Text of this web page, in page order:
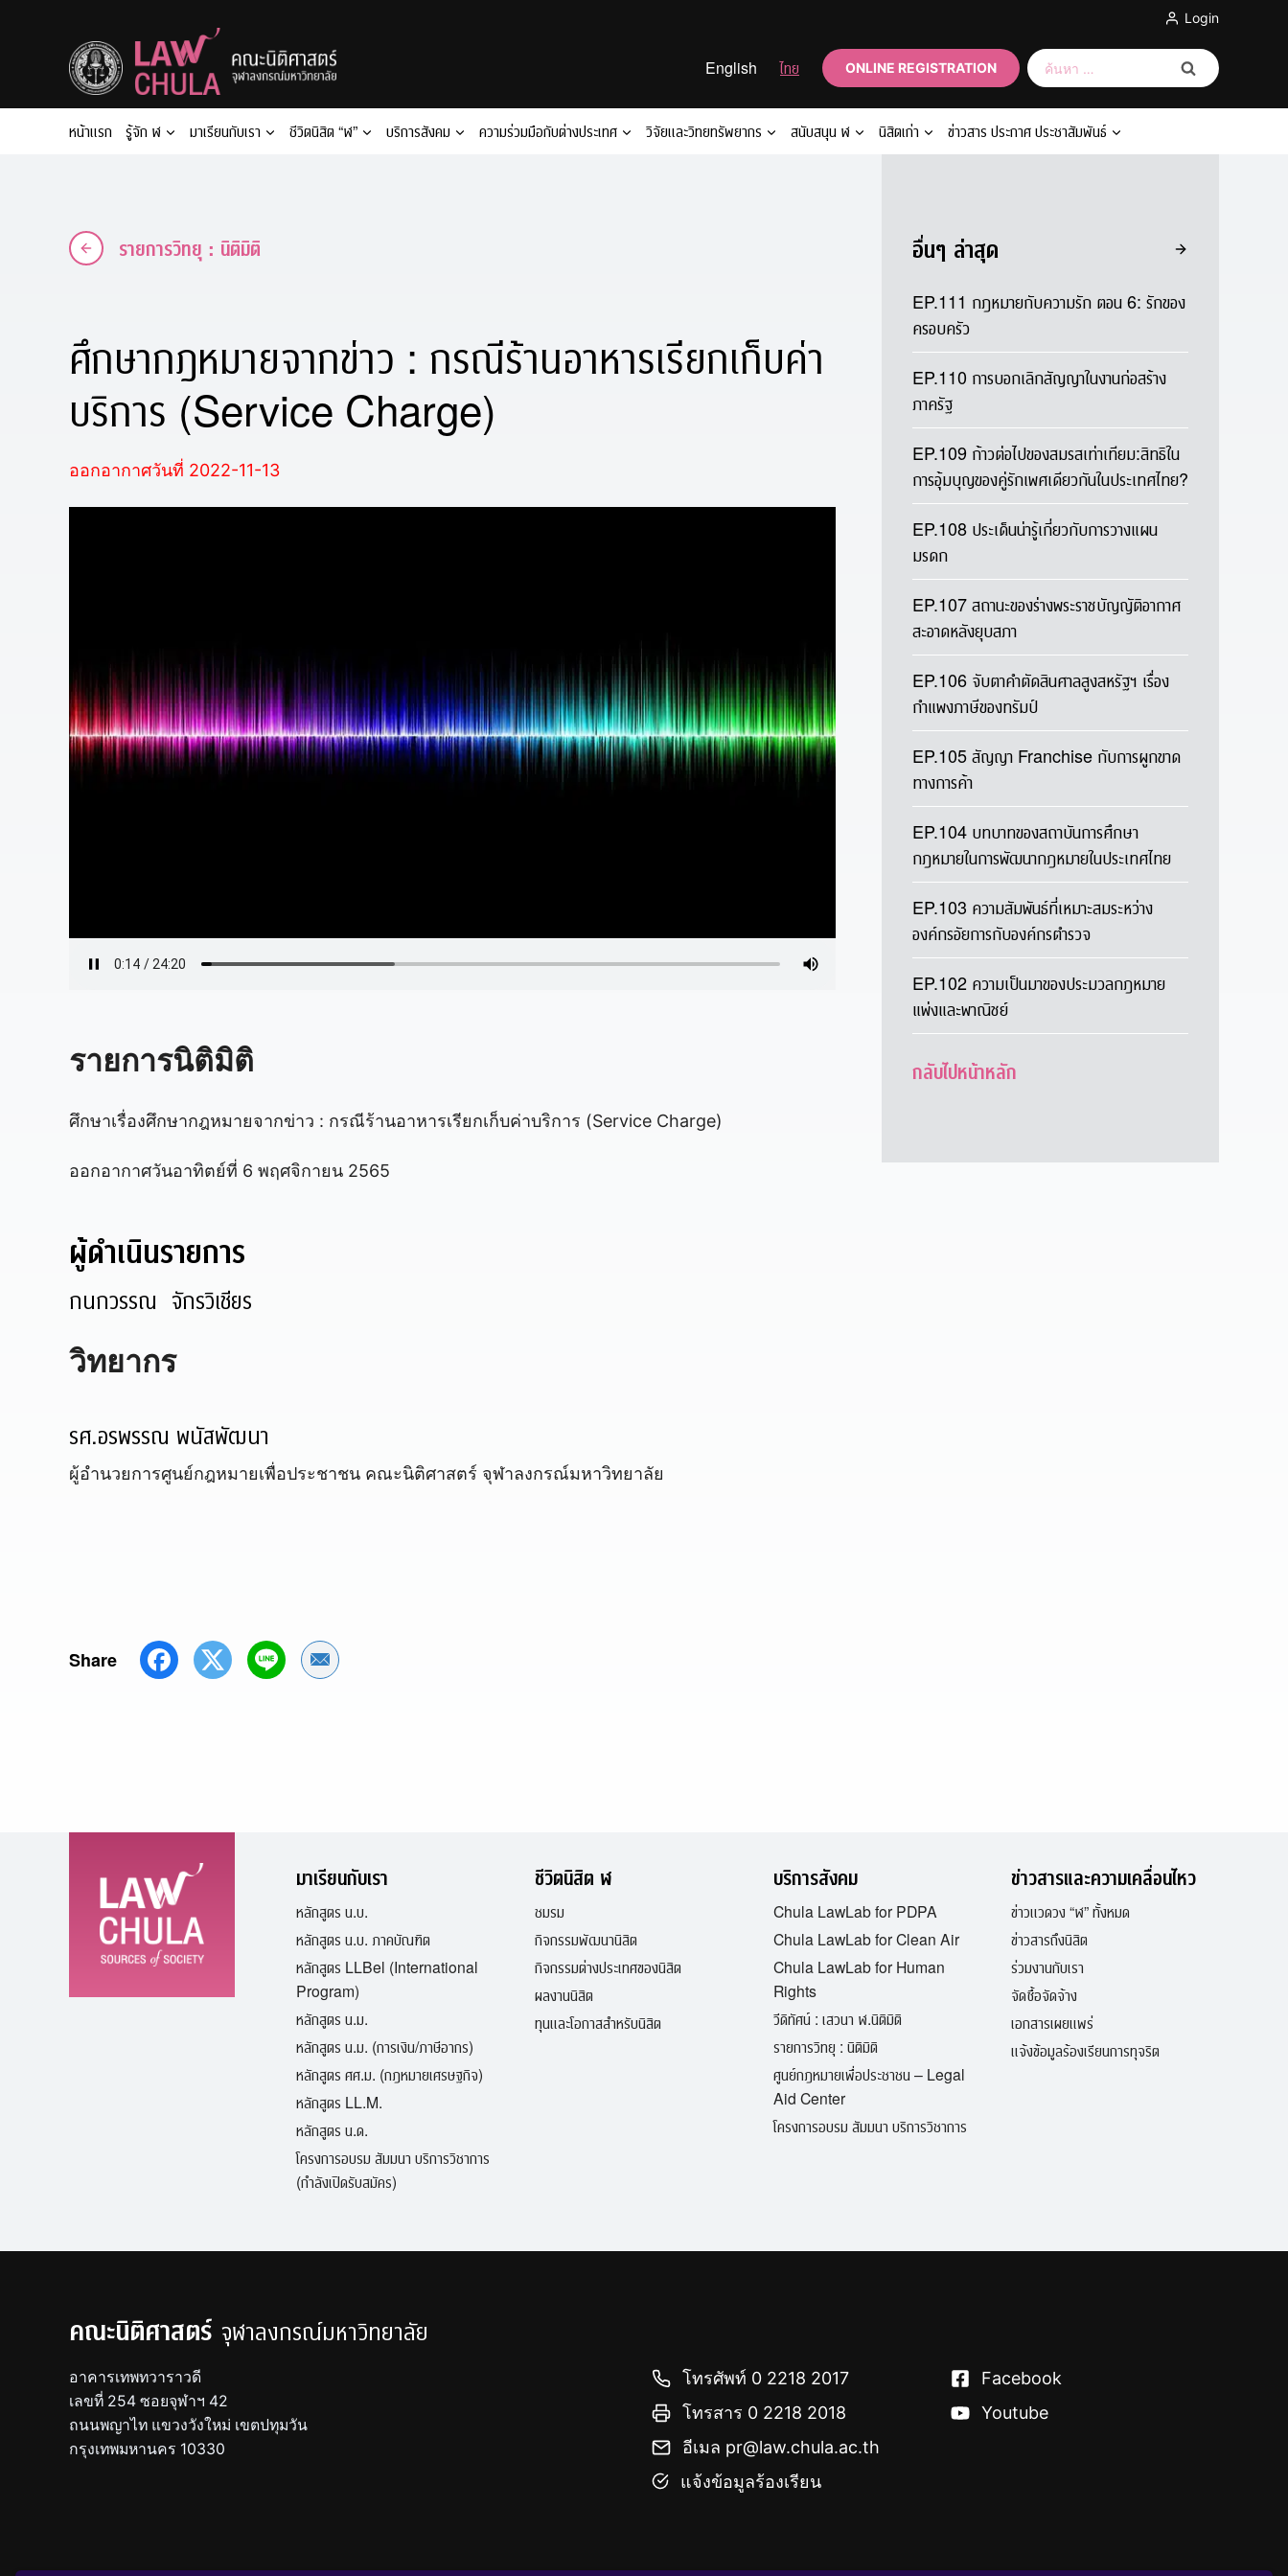
Login
English ไทย ONLINE REGISTRATION
ค้นหา
สำหรับ:
หน้าแรก รู้จัก ฬ มาเรียนกับเรา ชีวิตนิสิต “ฬ” บริการสังคม ความร่วมมือกับต่างประเทศ วิจัยและวิทยทรัพยากร สนับสนุน ฬ นิสิตเก่า ข่าวสาร ประกาศ ประชาสัมพันธ์
รายการวิทยุ : นิติมิติ
ศึกษากฎหมายจากข่าว : กรณีร้านอาหารเรียกเก็บค่า
บริการ (Service Charge)
ออกอากาศวันที่ 2022-11-13
รายการนิติมิติ
ศึกษาเรื่องศึกษากฎหมายจากข่าว : กรณีร้านอาหารเรียกเก็บค่าบริการ (Service Charge)
ออกอากาศวันอาทิตย์ที่ 6 พฤศจิกายน 2565
ผู้ดำเนินรายการ
กนกวรรณ จักรวิเชียร
วิทยากร
รศ.อรพรรณ พนัสพัฒนา
ผู้อำนวยการศูนย์กฎหมายเพื่อประชาชน คณะนิติศาสตร์ จุฬาลงกรณ์มหาวิทยาลัย
Share Share by Email
อื่นๆ ล่าสุด
EP.111 กฎหมายกับความรัก ตอน 6: รักของ
ครอบครัว
EP.110 การบอกเลิกสัญญาในงานก่อสร้าง
ภาครัฐ
EP.109 ก้าวต่อไปของสมรสเท่าเทียม:สิทธิใน
การอุ้มบุญของคู่รักเพศเดียวกันในประเทศไทย?
EP.108 ประเด็นน่ารู้เกี่ยวกับการวางแผน
มรดก
EP.107 สถานะของร่างพระราชบัญญัติอากาศ
สะอาดหลังยุบสภา
EP.106 จับตาคำตัดสินศาลสูงสหรัฐฯ เรื่อง
กำแพงภาษีของทรัมป์
EP.105 สัญญา Franchise กับการผูกขาด
ทางการค้า
EP.104 บทบาทของสถาบันการศึกษา
กฎหมายในการพัฒนากฎหมายในประเทศไทย
EP.103 ความสัมพันธ์ที่เหมาะสมระหว่าง
องค์กรอัยการกับองค์กรตำรวจ
EP.102 ความเป็นมาของประมวลกฎหมาย
แพ่งและพาณิชย์
กลับไปหน้าหลัก
มาเรียนกับเรา
หลักสูตร น.บ.
หลักสูตร น.บ. ภาคบัณฑิต
หลักสูตร LLBel (International
Program)
หลักสูตร น.ม.
หลักสูตร น.ม. (การเงิน/ภาษีอากร)
หลักสูตร ศศ.ม. (กฎหมายเศรษฐกิจ)
หลักสูตร LL.M.
หลักสูตร น.ด.
โครงการอบรม สัมมนา บริการวิชาการ
(กำลังเปิดรับสมัคร)
ชีวิตนิสิต ฬ
ชมรม
กิจกรรมพัฒนานิสิต
กิจกรรมต่างประเทศของนิสิต
ผลงานนิสิต
ทุนและโอกาสสำหรับนิสิต
บริการสังคม
Chula LawLab for PDPA
Chula LawLab for Clean Air
Chula LawLab for Human
Rights
วีดิทัศน์ : เสวนา ฬ.นิติมิติ
รายการวิทยุ : นิติมิติ
ศูนย์กฎหมายเพื่อประชาชน – Legal
Aid Center
โครงการอบรม สัมมนา บริการวิชาการ
ข่าวสารและความเคลื่อนไหว
ข่าวแวดวง “ฬ” ทั้งหมด
ข่าวสารถึงนิสิต
ร่วมงานกับเรา
จัดซื้อจัดจ้าง
เอกสารเผยแพร่
แจ้งข้อมูลร้องเรียนการทุจริต
คณะนิติศาสตร์ จุฬาลงกรณ์มหาวิทยาลัย
อาคารเทพทวาราวดี
เลขที่ 254 ซอยจุฬาฯ 42
ถนนพญาไท แขวงวังใหม่ เขตปทุมวัน
กรุงเทพมหานคร 10330
โทรศัพท์ 0 2218 2017
โทรสาร 0 2218 2018
อีเมล pr@law.chula.ac.th
แจ้งข้อมูลร้องเรียน
Facebook
Youtube